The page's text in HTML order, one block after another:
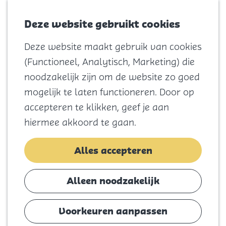
Deze website gebruikt cookies
Deze website maakt gebruik van cookies
(Functioneel, Analytisch, Marketing) die
noodzakelijk zijn om de website zo goed
mogelijk te laten functioneren. Door op
accepteren te klikken, geef je aan
hiermee akkoord te gaan.
Alles accepteren
Alleen noodzakelijk
Voorkeuren aanpassen
Menu
Zoeken
Naar het
Natuur
Cultuur en
vermaak
Winkelen
Koningsdag
Blijf
Slapen
Agenda